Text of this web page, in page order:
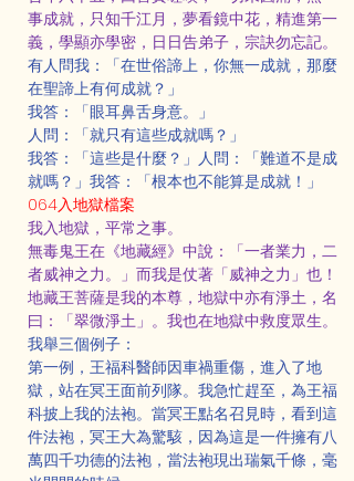
事成就，只知千江月，夢看鏡中花，精進第一
義，學顯亦學密，日日告弟子，宗訣勿忘記。
有人問我：「在世俗諦上，你無一成就，那麼
在聖諦上有何成就？」
我答：「眼耳鼻舌身意。」
人問：「就只有這些成就嗎？」
我答：「這些是什麼？」人問：「難道不是成
就嗎？」我答：「根本也不能算是成就！」
064入地獄檔案
我入地獄，平常之事。
無毒鬼王在《地藏經》中說：「一者業力，二
者威神之力。」而我是仗著「威神之力」也！
地藏王菩薩是我的本尊，地獄中亦有淨土，名
曰：「翠微淨土」。我也在地獄中救度眾生。
我舉三個例子：
第一例，王福科醫師因車禍重傷，進入了地
獄，站在冥王面前列隊。我急忙趕至，為王福
科披上我的法袍。當冥王點名召見時，看到這
件法袍，冥王大為驚駭，因為這是一件擁有八
萬四千功德的法袍，當法袍現出瑞氣千條，毫